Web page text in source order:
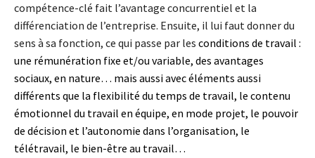
compétence-clé fait l’avantage concurrentiel et la
différenciation de l’entreprise. Ensuite, il lui faut donner du
sens à sa fonction, ce qui passe par les conditions de travail :
une rémunération fixe et/ou variable, des avantages
sociaux, en nature… mais aussi avec éléments aussi
différents que la flexibilité du temps de travail, le contenu
émotionnel du travail en équipe, en mode projet, le pouvoir
de décision et l’autonomie dans l’organisation, le
télétravail, le bien-être au travail…